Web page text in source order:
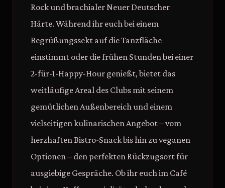
Rock und brachialer Neuer Deutscher
Härte. Während ihr euch bei einem
Begrüßungssekt auf die Tanzfläche
einstimmt oder die frühen Stunden bei einer
2-für-1-Happy-Hour genießt, bietet das
weitläufige Areal des Clubs mit seinem
gemütlichen Außenbereich und einem
vielseitigen kulinarischen Angebot – vom
herzhaften Bistro-Snack bis hin zu veganen
Optionen – den perfekten Rückzugsort für
ausgiebige Gespräche. Ob ihr euch im Café